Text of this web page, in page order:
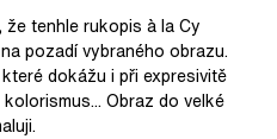
že tenhle rukopis à la Cy
pozadí vybraného obrazu.
dokážu i při expresivitě
Obraz do velké